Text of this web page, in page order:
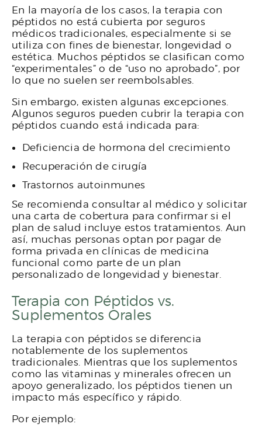
En la mayoría de los casos, la terapia con
péptidos no está cubierta por seguros
médicos tradicionales, especialmente si se
utiliza con fines de bienestar, longevidad o
estética. Muchos péptidos se clasifican como
“experimentales” o de “uso no aprobado”, por
lo que no suelen ser reembolsables.
Sin embargo, existen algunas excepciones.
Algunos seguros pueden cubrir la terapia con
péptidos cuando está indicada para:
Deficiencia de hormona del crecimiento
Recuperación de cirugía
Trastornos autoinmunes
Se recomienda consultar al médico y solicitar
una carta de cobertura para confirmar si el
plan de salud incluye estos tratamientos. Aun
así, muchas personas optan por pagar de
forma privada en clínicas de medicina
funcional como parte de un plan
personalizado de longevidad y bienestar.
Terapia con Péptidos vs.
Suplementos Orales
La terapia con péptidos se diferencia
notablemente de los suplementos
tradicionales. Mientras que los suplementos
como las vitaminas y minerales ofrecen un
apoyo generalizado, los péptidos tienen un
impacto más específico y rápido.
Por ejemplo: